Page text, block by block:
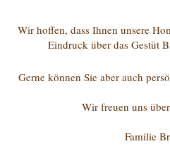
Wir hoffen, dass Ihnen unsere
Eindruck über das Gestüt
Gerne können Sie aber auch
Wir freuen uns
Familie